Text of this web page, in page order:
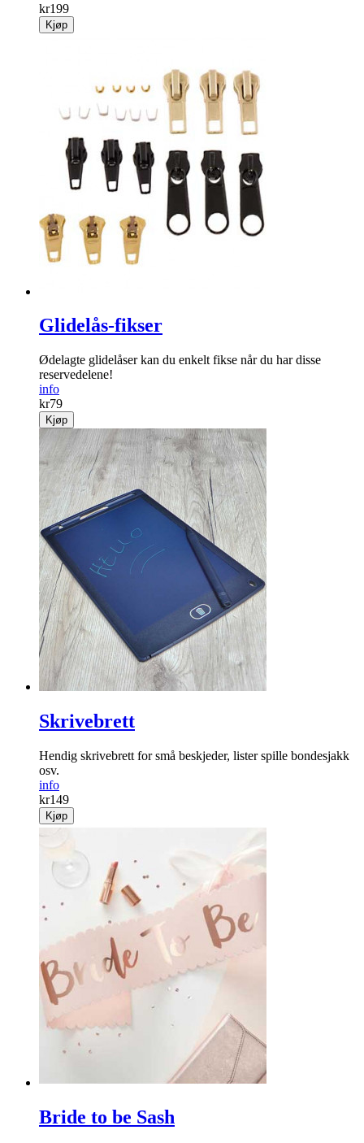
kr199
Kjøp
Glidelås-fikser
Ødelagte glidelåser kan du enkelt fikse når du har disse
reservedelene!
info
kr79
Kjøp
Skrivebrett
Hendig skrivebrett for små beskjeder, lister spille bondesjakk
osv.
info
kr149
Kjøp
Bride to be Sash